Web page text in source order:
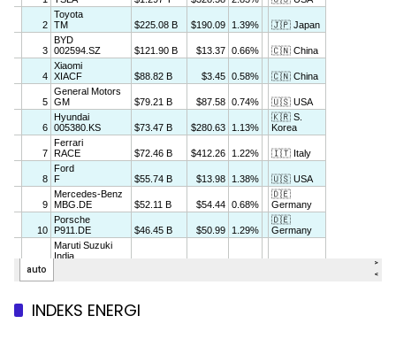
INDEKS ENERGI